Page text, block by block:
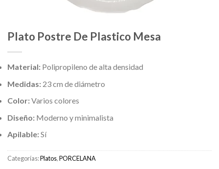
Plato Postre De Plastico Mesa
Material: Polipropileno de alta densidad
Medidas: 23 cm de diámetro
Color:Varios colores
Diseño: Moderno y minimalista
Apilable:Sí
Categorías:Platos,PORCELANA